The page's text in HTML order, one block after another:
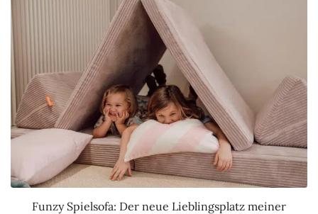
Funzy Spielsofa: Der neue Lieblingsplatz meiner